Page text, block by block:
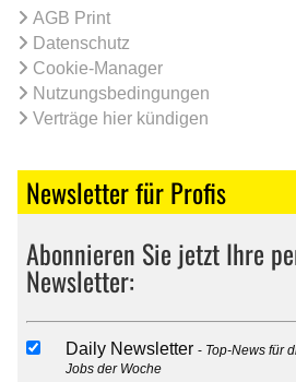
AGB Print
Datenschutz
Cookie-Manager
Nutzungsbedingungen
Verträge hier kündigen
Newsletter für Profis
Abonnieren Sie jetzt Ihre
Newsletter:
Daily Newsletter
Top-News für
Jobs der Woche